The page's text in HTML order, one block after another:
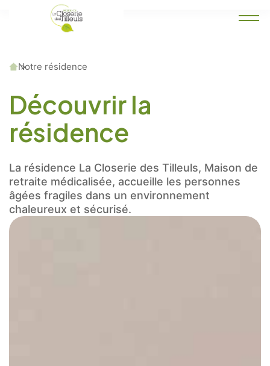
Accueil
Notre résidence
Découvrir la
résidence
La résidence La Closerie des Tilleuls, Maison de
retraite médicalisée, accueille les personnes
âgées fragiles dans un environnement
chaleureux et sécurisé.